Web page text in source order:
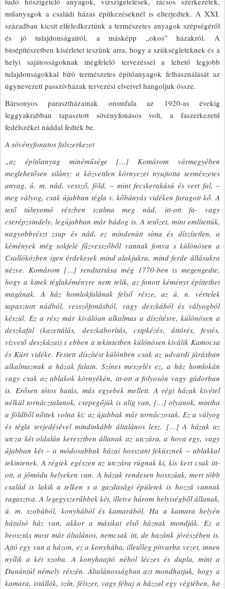
műanyagok a családi házas építkezéseknél is elterjedtek. A XXI.
században kicsit elfeledkeztünk a természetes anyagok szépségéről
és jó tulajdonságairól, a másképp „okos” házakról. A
bioépítészetben kísérletet teszünk arra, hogy a szükségleteknek és a
helyi sajátosságoknak megfelelő tervezéssel a lehető legjobb
tulajdonságokkal bíró természetes építőanyagok felhasználását az
úgynevezett passzívházak tervezési elveivel hangoljuk össze.
Bársonyos parasztházainak oromfala az 1920-as évekig
leggyakrabban tapasztott sövényfonásos volt, a faszerkezetű
fedélszéket náddal fedték be.
A sövényfonatos falszerkezet
„az építőanyag minéműsége […] Komárom vármegyében
meglehetősen silány; a közvettlen környezet nyujtotta természetes
anyag, ú. m. nád, vessző, föld, – mint fecskerakású és vert fal, –
meg vályog, csak újabban tégla v. kőbányás vidéken faragott kő. A
tető túlnyomó részben szalma meg nád, itt-ott fa- vagy
cserépzsindely, legújabban már bádog is. A tetőzet, mint említettük,
nagyobbrészt zsup és nád, ez mindenütt síma és díszítetlen, a
kémények még sokfelé fűzvesszőből vannak fonva s különösen a
Csallóközben igen érdekesek mind alakjukra, mind ferde állásukra
nézve. Komárom […] rendtartása még 1770-ben is megengedte,
hogy a kinek téglakéményre nem telik, az fonott kéményt építtethet
magának. A ház homlokfalának felső része, az ú. n. vértelek
tapasztott nádból, vesszőfonásból, vagy deszkából és vályogból
készül. Ez a rész már kiválóan alkalmas a díszítésre, különösen a
deszkafal (kazettálás, deszkaborítás, csipkézés, áttörés, festés,
vízvető deszkázat) s ebben a tekintetben különösen kiválik Kamocsa
és Kürt vidéke. Festett díszítést különben csak az udvardi járásban
alkalmaznak a házak falain. Színes meszelés ez, a ház homlokán
vagy csak az ablakok környékén, itt-ott a folyosón vagy gádorban
is. Erősen tótos hatás, más egyebek mellett. A régi házak kivétel
nélkül tornácztalanok, csepegőjük is alig van, […] olyanok, mintha
a földből nőttek volna ki; az újabbak már tornáczosak. Ez a vályog
és tégla terjedésével mindinkább általános lesz. […] A házak az
utcza két oldalán keresztben állanak az utczára, a hova egy, vagy
újabban két – a módosabbak házai hosszant feküsznek – ablakkal
tekintenek. A régiek egészen az utczára rúgnak ki, kis kert csak itt-
ott, a jómódu helyeken van. A házak rendesen hosszúak, mert több
család is lakik a telken s a gazdasági épületek is hozzá vannak
ragasztva. A legegyszerűbbek két, illetve három helyiségből állanak,
ú. m. szobából, konyhából és kamarából. Ha a kamara helyén
hátulsó ház van, akkor a másikat első háznak mondják. Ez a
beosztás most már általános, nemcsak itt, de hazánk jórészében is.
Ajtó egy van a házon, ez a konyhába, illetőleg pitvarba vezet, innen
nyílik a két szoba. A konyhaajtó néhol léczes és dupla, mint a
Dunántúl némely részén. Általánosságban azt mondhatjuk, hogy a
kamara, istállók, szín, félszer, vagy féhaj a házzal egy végtében, ha